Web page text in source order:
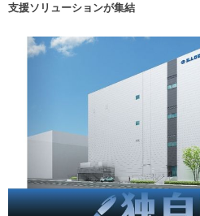
支援ソリューションが集結